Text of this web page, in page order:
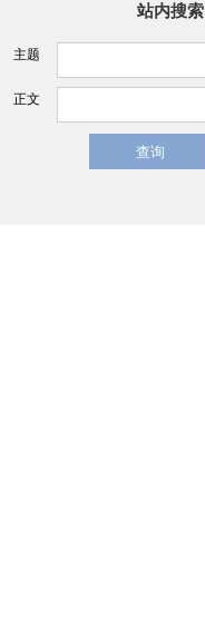
站内搜索
主题
正文